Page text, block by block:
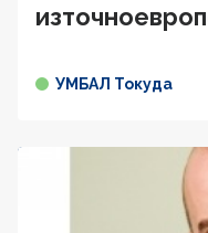
УМБАЛ Токуда